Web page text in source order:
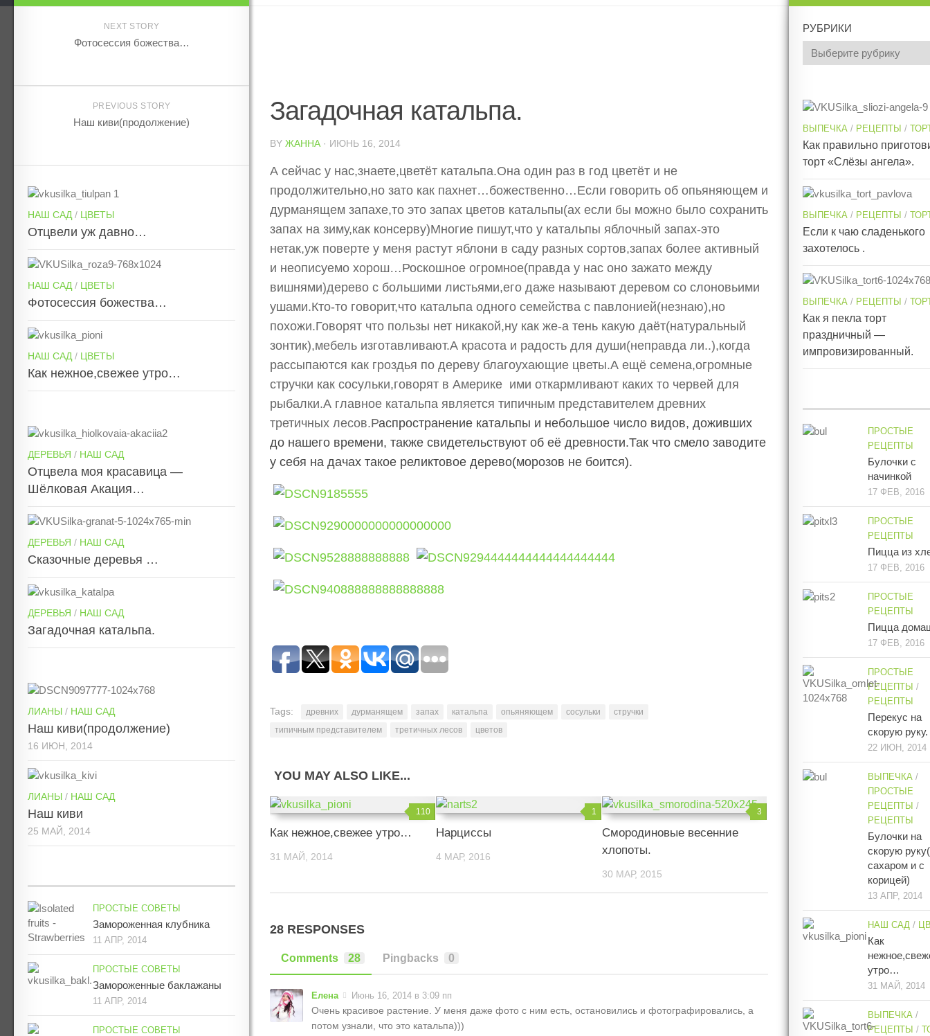
Загадочная катальпа.
BY ЖАННА · ИЮНЬ 16, 2014
А сейчас у нас,знаете,цветёт катальпа.Она один раз в год цветёт и не
продолжительно,но зато как пахнет…божественно…Если говорить об опьяняющем и
дурманящем запахе,то это запах цветов катальпы(ах если бы можно было сохранить
запах на зиму,как консерву)Многие пишут,что у катальпы яблочный запах-это
нетак,уж поверте у меня растут яблони в саду разных сортов,запах более активный
и неописуемо хорош…Роскошное огромное(правда у нас оно зажато между
вишнями)дерево с большими листьями,его даже называют деревом со слоновьими
ушами.Кто-то говорит,что катальпа одного семейства с павлонией(незнаю),но
похожи.Говорят что пользы нет никакой,ну как же-а тень какую даёт(натуральный
зонтик),мебель изготавливают.А красота и радость для души(неправда ли..),когда
рассыпаются как гроздья по дереву благоухающие цветы.А ещё семена,огромные
стручки как сосульки,говорят в Америке ими откармливают каких то червей для
рыбалки.А главное катальпа является типичным представителем древних
третичных лесов.Распространение катальпы и небольшое число видов, доживших
до нашего времени, также свидетельствуют об её древности.Так что смело заводите
у себя на дачах такое реликтовое дерево(морозов не боится).
Tags: древних дурманящем запах катальпа опьяняющем сосульки
стручки
типичным представителем
третичных лесов цветов
YOU MAY ALSO LIKE...
110
Как нежное,свежее утро…
31 МАЙ, 2014
1
Нарциссы
4 МАР, 2016
3
Смородиновые весенние
хлопоты.
30 МАР, 2015
28 RESPONSES
Comments 28 Pingbacks 0
Елена Июнь 16, 2014 в 3:09 пп
Очень красивое растение. У меня даже фото с ним есть, остановились и фотографировались, а
потом узнали, что это катальпа)))
NEXT STORY
Фотосессия божества…
PREVIOUS STORY
Наш киви(продолжение)
НАШ САД / ЦВЕТЫ
Отцвели уж давно…
НАШ САД / ЦВЕТЫ
Фотосессия божества…
НАШ САД / ЦВЕТЫ
Как нежное,свежее утро…
ДЕРЕВЬЯ / НАШ САД
Отцвела моя красавица —
Шёлковая Акация…
ДЕРЕВЬЯ / НАШ САД
Сказочные деревья …
ДЕРЕВЬЯ / НАШ САД
Загадочная катальпа.
ЛИАНЫ / НАШ САД
Наш киви(продолжение)
16 ИЮН, 2014
ЛИАНЫ / НАШ САД
Наш киви
25 МАЙ, 2014
ПРОСТЫЕ СОВЕТЫ
Замороженная клубника
11 АПР, 2014
ПРОСТЫЕ СОВЕТЫ
Замороженные баклажаны
11 АПР, 2014
ПРОСТЫЕ СОВЕТЫ
РУБРИКИ
ВЫПЕЧКА / РЕЦЕПТЫ /
Как правильно
торт «Слёзы ангела».
ВЫПЕЧКА / РЕЦЕПТЫ /
Если к чаю сладенького
захотелось .
ВЫПЕЧКА / РЕЦЕПТЫ /
Как я пекла торт
праздничный —
импровизированный.
ПРОСТЫЕ
РЕЦЕПТЫ
Булочки с
начинкой
17 ФЕВ, 2016
ПРОСТЫЕ
РЕЦЕПТЫ
Пицца из
17 ФЕВ, 2016
ПРОСТЫЕ
РЕЦЕПТЫ
Пицца
17 ФЕВ, 2016
ПРОСТЫЕ
РЕЦЕПТЫ /
РЕЦЕПТЫ
Перекус на
скорую руку.
22 ИЮН, 2014
ВЫПЕЧКА /
ПРОСТЫЕ
РЕЦЕПТЫ /
РЕЦЕПТЫ
Булочки на
скорую
сахаром и с
корицей)
13 АПР, 2014
НАШ САД /
Как
утро…
31 МАЙ, 2014
ВЫПЕЧКА /
РЕЦЕПТЫ /